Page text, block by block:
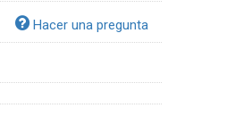
Hacer una pregunta